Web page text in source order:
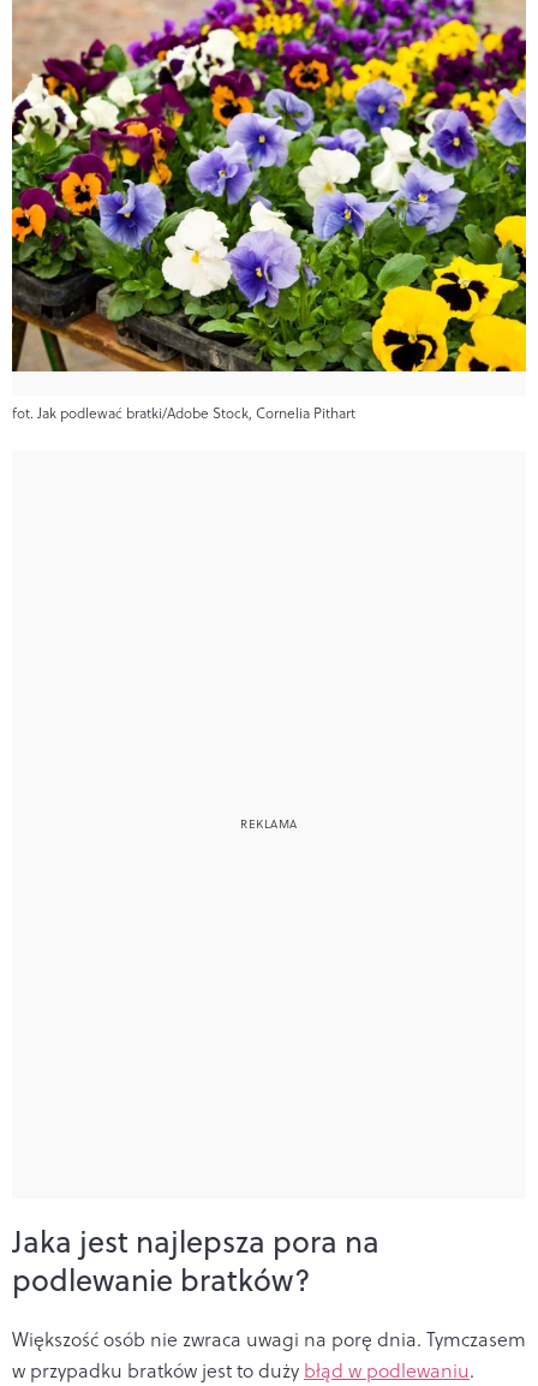
fot. Jak podlewać bratki/Adobe Stock, Cornelia Pithart
Jaka jest najlepsza pora na
podlewanie bratków?
Większość osób nie zwraca uwagi na porę dnia. Tymczasem
w przypadku bratków jest to duży błąd w podlewaniu.